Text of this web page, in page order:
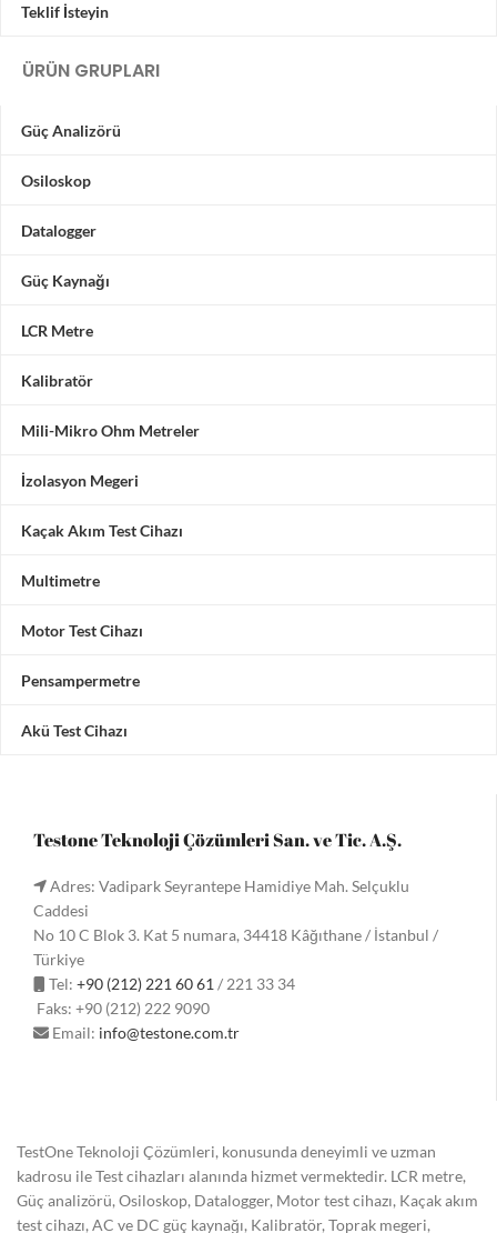
Teklif İsteyin
ÜRÜN GRUPLARI
Güç Analizörü
Osiloskop
Datalogger
Güç Kaynağı
LCR Metre
Kalibratör
Mili-Mikro Ohm Metreler
İzolasyon Megeri
Kaçak Akım Test Cihazı
Multimetre
Motor Test Cihazı
Pensampermetre
Akü Test Cihazı
Testone Teknoloji Çözümleri San. ve Tic. A.Ş.
Adres: Vadipark Seyrantepe Hamidiye Mah. Selçuklu
Caddesi
No 10 C Blok 3. Kat 5 numara, 34418 Kâğıthane / İstanbul /
Türkiye
Tel: +90 (212) 221 60 61/ 221 33 34
Faks: +90 (212) 222 9090
Email: info@testone.com.tr
TestOne Teknoloji Çözümleri, konusunda deneyimli ve uzman
kadrosu ile Test cihazları alanında hizmet vermektedir. LCR metre,
Güç analizörü, Osiloskop, Datalogger, Motor test cihazı, Kaçak akım
test cihazı, AC ve DC güç kaynağı, Kalibratör, Toprak megeri,